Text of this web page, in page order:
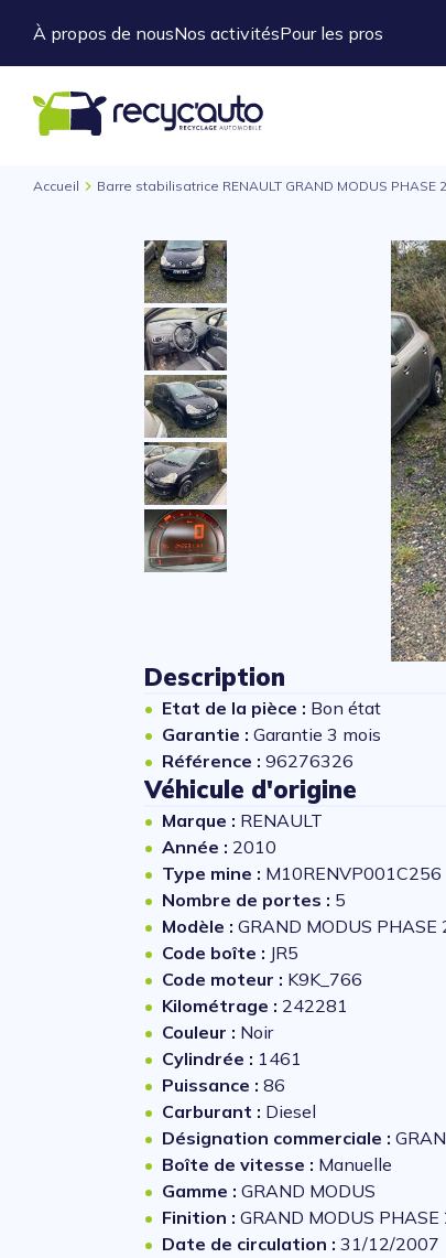
À propos de nousNos activitésPour les pros
Accueil Barre stabilisatrice RENAULT GRAND MODUS PHASE
Description
Etat de la pièce : Bon état
Garantie : Garantie 3 mois
Référence : 96276326
Véhicule d'origine
Marque : RENAULT
Année : 2010
Type mine : M10RENVP001C256
Nombre de portes : 5
Modèle : GRAND MODUS PHASE
Code boîte : JR5
Code moteur : K9K_766
Kilométrage : 242281
Couleur : Noir
Cylindrée : 1461
Puissance : 86
Carburant : Diesel
Désignation commerciale :
Boîte de vitesse : Manuelle
Gamme : GRAND MODUS
Finition : GRAND MODUS
Date de circulation : 31/12/2007